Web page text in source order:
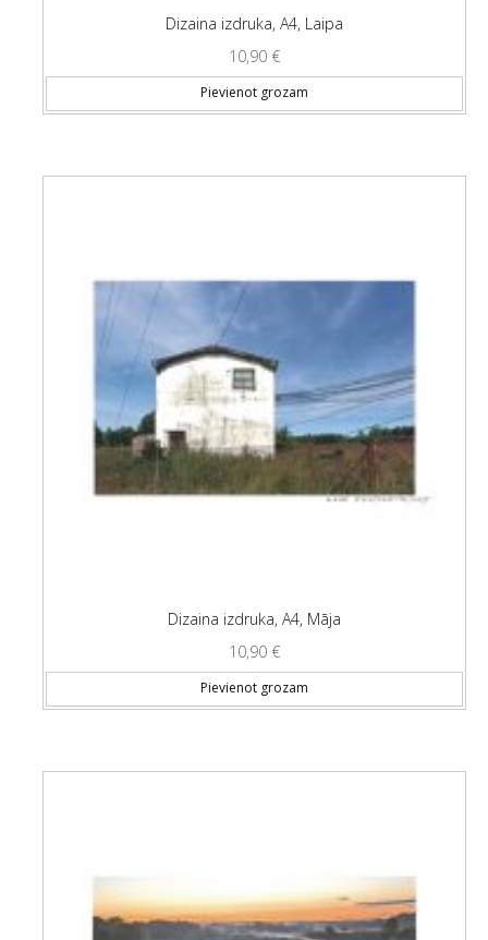
Dizaina izdruka, A4, Laipa
10,90 €
Pievienot grozam
Dizaina izdruka, A4, Māja
10,90 €
Pievienot grozam